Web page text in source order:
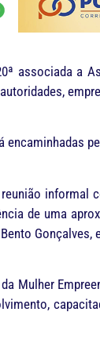
associada a
informal
de uma
Mulher